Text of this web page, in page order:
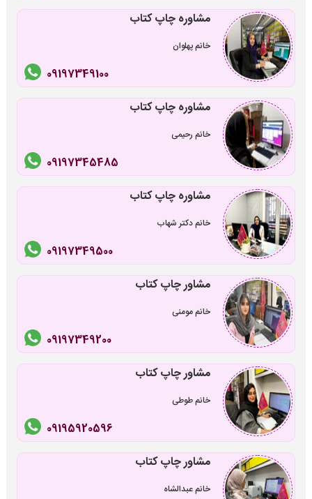
مشاوره چاپ کتاب
خانم پهلوان
09197349100
مشاوره چاپ کتاب
خانم رحیمی
09197345485
مشاوره چاپ کتاب
خانم دکتر شهاب
09197349500
مشاور چاپ کتاب
خانم مومنی
09197349200
مشاور چاپ کتاب
خانم طوطی
09195920596
مشاور چاپ کتاب
خانم عبدالشاه